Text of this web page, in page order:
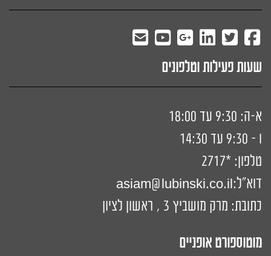
שעות פעילות וטלפונים
א-ה: 9:30 עד 18:00
ו - 9:30 עד 14:30
טלפון: *2717
דוא"ל:
asiam@lubinski.co.il
כתובת: מרק מושביץ 3 , ראשון לציון
מוטוספורט אופניים